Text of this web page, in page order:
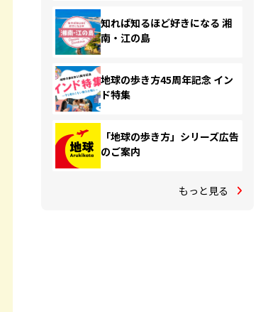
知れば知るほど好きになる 湘
南・江の島
地球の歩き方45周年記念 イン
ド特集
「地球の歩き方」シリーズ広告
のご案内
もっと見る